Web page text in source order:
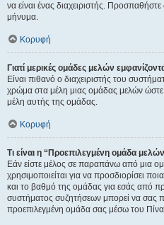
να είναι ένας διαχειριστής.
μήνυμα.
Κορυφή
Γιατί μερικές ομάδες μελών
Είναι πιθανό ο διαχειριστής του
χρώμα στα μέλη μιας ομάδας μελών ώστε
μέλη αυτής της ομάδας.
Κορυφή
Τι είναι η “Προεπιλεγμένη ομάδα
Εάν είστε μέλος σε παραπάνω από μια
χρησιμοποιείται για να προσδιορίσει
και το βαθμό της ομάδας για εσάς από
συστήματος συζητήσεων μπορεί να σας
προεπιλεγμένη ομάδα σας μέσω του